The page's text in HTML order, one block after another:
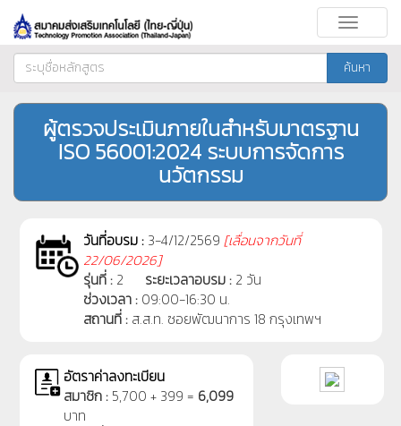
Toggle
ค้นหา
ผู้ตรวจประเมินภายในสำหรับมาตรฐาน
ISO 56001:2024 ระบบการจัดการ
นวัตกรรม
วันที่อบรม : 3-4/12/2569 [เลื่อนจากวันที่
22/06/2026]
รุ่นที่ : 2 ระยะเวลาอบรม : 2 วัน
ช่วงเวลา : 09:00-16:30 น.
สถานที่ : ส.ส.ท. ซอยพัฒนาการ 18 กรุงเทพฯ
อัตราค่าลงทะเบียน
สมาชิก : 5,700 + 399 = 6,099
บาท